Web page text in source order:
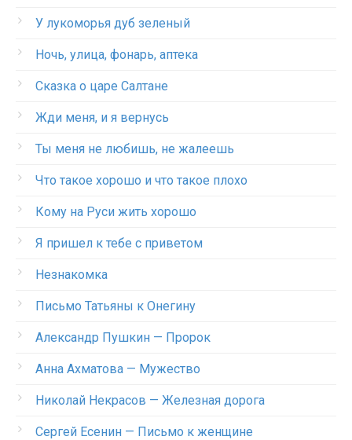
У лукоморья дуб зеленый
Ночь, улица, фонарь, аптека
Сказка о царе Салтане
Жди меня, и я вернусь
Ты меня не любишь, не жалеешь
Что такое хорошо и что такое плохо
Кому на Руси жить хорошо
Я пришел к тебе с приветом
Незнакомка
Письмо Татьяны к Онегину
Александр Пушкин — Пророк
Анна Ахматова — Мужество
Николай Некрасов — Железная дорога
Сергей Есенин — Письмо к женщине